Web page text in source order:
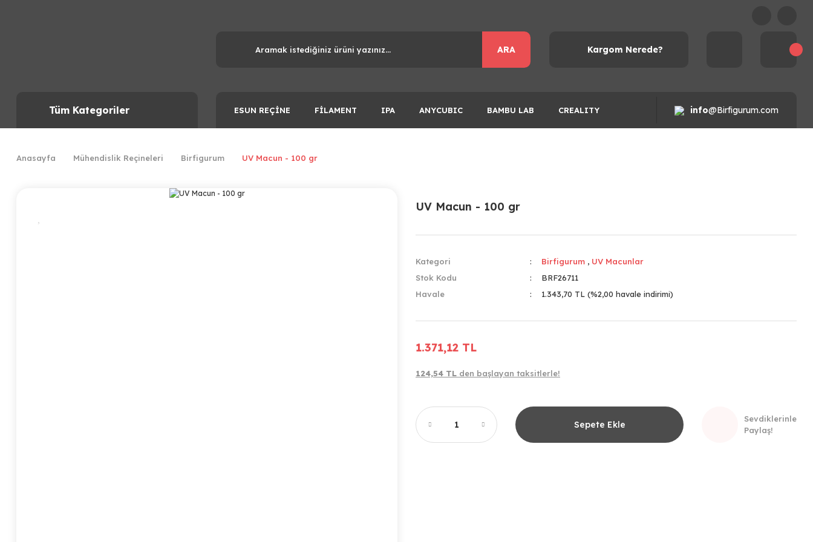
ARA Kargom Nerede?
Tüm Kategoriler ESUN REÇİNE FİLAMENT IPA ANYCUBIC BAMBU LAB CREALITY info@Birfigurum.com
Anasayfa Mühendislik Reçineleri Birfigurum UV Macun - 100 gr
UV Macun - 100 gr
Kategori Birfigurum , UV Macunlar
Stok Kodu
BRF26711
Havale
1.343,70 TL (%2,00 havale indirimi)
1.371,12 TL
124,54 TL den başlayan taksitlerle!
Sepete Ekle
Sevdiklerinle
Paylaş!